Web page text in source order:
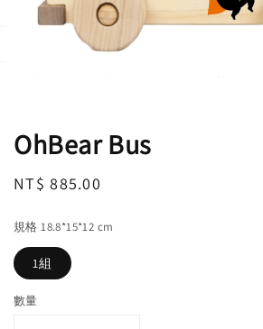
OhBear Bus
Regular
NT$ 885.00
規格 18.8*15*12 cm
1組
數量